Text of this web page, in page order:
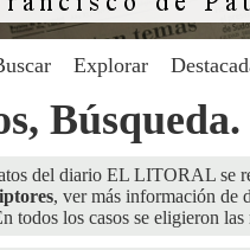
Explorar
Búsqueda.
del diario EL LITORAL se
, ver más información de
todos los casos se eligieron